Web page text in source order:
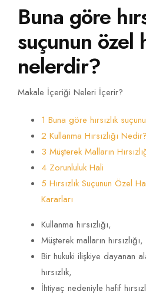
Buna göre
suçunun özel
nelerdir?
Makale İçeriği Neleri İçerir?
1 Buna göre hırsızlık
2 Kullanma Hırsızlığı Nedir?
3 Müşterek Malların
4 Zorunluluk Hali
5 Hırsızlık Suçunun Özel
Kararları
Kullanma hırsızlığı,
Müşterek malların hırsızlığı,
Bir hukuki ilişkiye dayanan
hırsızlık,
İhtiyaç nedeniyle hafif